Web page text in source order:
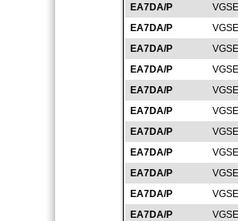
EA7DA/P
EA7DA/P
EA7DA/P
EA7DA/P
EA7DA/P
EA7DA/P
EA7DA/P
EA7DA/P
EA7DA/P
EA7DA/P
EA7DA/P